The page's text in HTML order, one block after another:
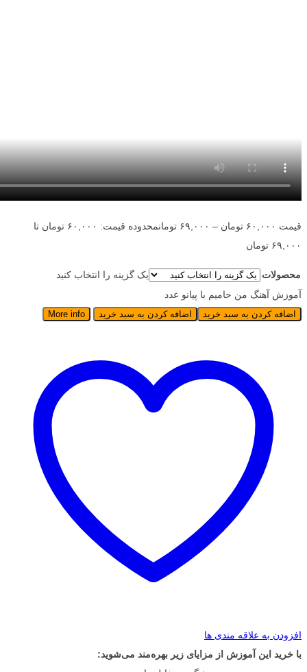
قیمت ۶۰,۰۰۰ تومان – ۶۹,۰۰۰ تومان
محدوده قیمت: ۶۰,۰۰۰ تومان تا
۶۹,۰۰۰ تومان
محصولات
یک گزینه را انتخاب کنید
آموزش آهنگ من حامیم با پیانو عدد
اضافه کردن به سبد خرید اضافه کردن به سبد خرید More info
افزودن به علاقه مندی ها
با خرید این آموزش از مزایای زیر بهره‌مند می‌شوید: